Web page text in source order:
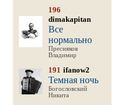
196
dimakapitan
Все
нормально
Пресняков
Владимир
191 ifanow2
Темная ночь
Богословский
Никита